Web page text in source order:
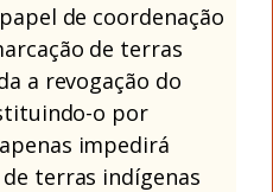
de coordenação
de terras
a revogação do
o por
impedirá
terras indígenas